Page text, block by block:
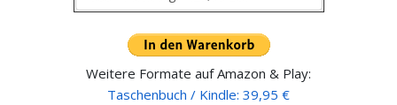
Weitere Formate auf Amazon & Play:
Taschenbuch / Kindle: 39,95 €